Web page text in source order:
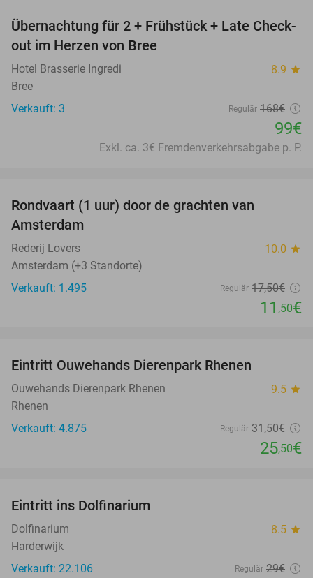
41%
TODAY
Übernachtung für 2 + Frühstück + Late Check-
out im Herzen von Bree
Hotel Brasserie Ingredi 8.9 star
Bree
Verkauft: 3
Regulär 168€
99€
Exkl. ca. 3€ Fremdenverkehrsabgabe p. P.
Rondvaart (1 uur) door de grachten van
Amsterdam
Rederij Lovers 10.0 star
Amsterdam (+3 Standorte)
Verkauft: 1.495
Regulär 17,50€
11 ,50€
Eintritt Ouwehands Dierenpark Rhenen
Ouwehands Dierenpark Rhenen 9.5 star
Rhenen
Verkauft: 4.875
Regulär 31,50€
25,50€
Eintritt ins Dolfinarium
Dolfinarium 8.5 star
Harderwijk
Verkauft: 22.106
Regulär 29€